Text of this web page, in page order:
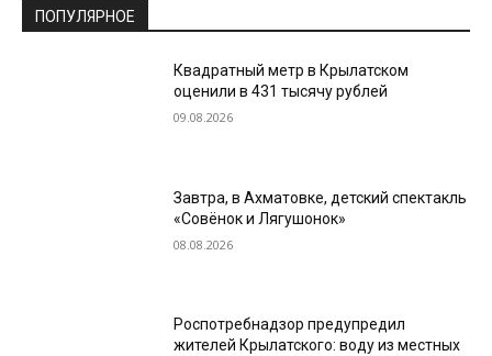
ПОПУЛЯРНОЕ
Квадратный метр в Крылатском
оценили в 431 тысячу рублей
09.08.2026
Завтра, в Ахматовке, детский спектакль
«Совёнок и Лягушонок»
08.08.2026
Роспотребнадзор предупредил
жителей Крылатского: воду из местных